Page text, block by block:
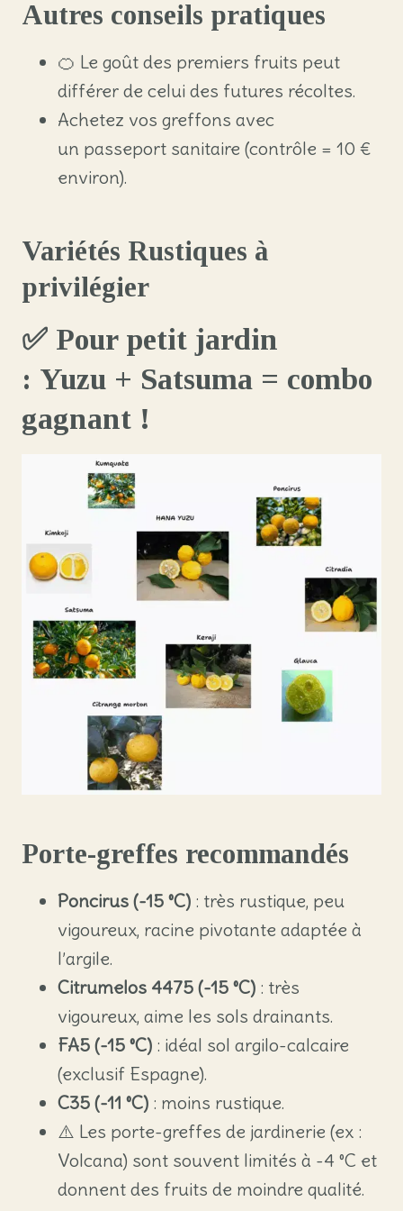
Autres conseils pratiques
🍊 Le goût des premiers fruits peut
différer de celui des futures récoltes.
Achetez vos greffons avec
un passeport sanitaire (contrôle = 10 €
environ).
Variétés Rustiques à
privilégier
✅ Pour petit jardin
: Yuzu + Satsuma = combo
gagnant !
Porte-greffes recommandés
Poncirus (-15 °C) : très rustique, peu
vigoureux, racine pivotante adaptée à
l’argile.
Citrumelos 4475 (-15 °C) : très
vigoureux, aime les sols drainants.
FA5 (-15 °C) : idéal sol argilo-calcaire
(exclusif Espagne).
C35 (-11 °C) : moins rustique.
⚠️ Les porte-greffes de jardinerie (ex :
Volcana) sont souvent limités à -4 °C et
donnent des fruits de moindre qualité.